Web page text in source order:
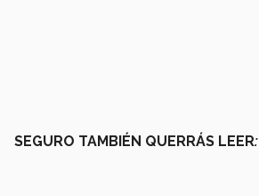
SEGURO TAMBIÉN QUERRÁS LEER: